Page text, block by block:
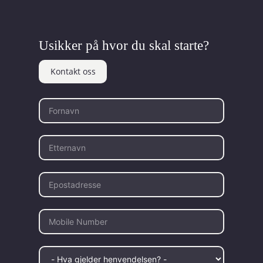
Usikker på hvor du skal starte?
Kontakt oss